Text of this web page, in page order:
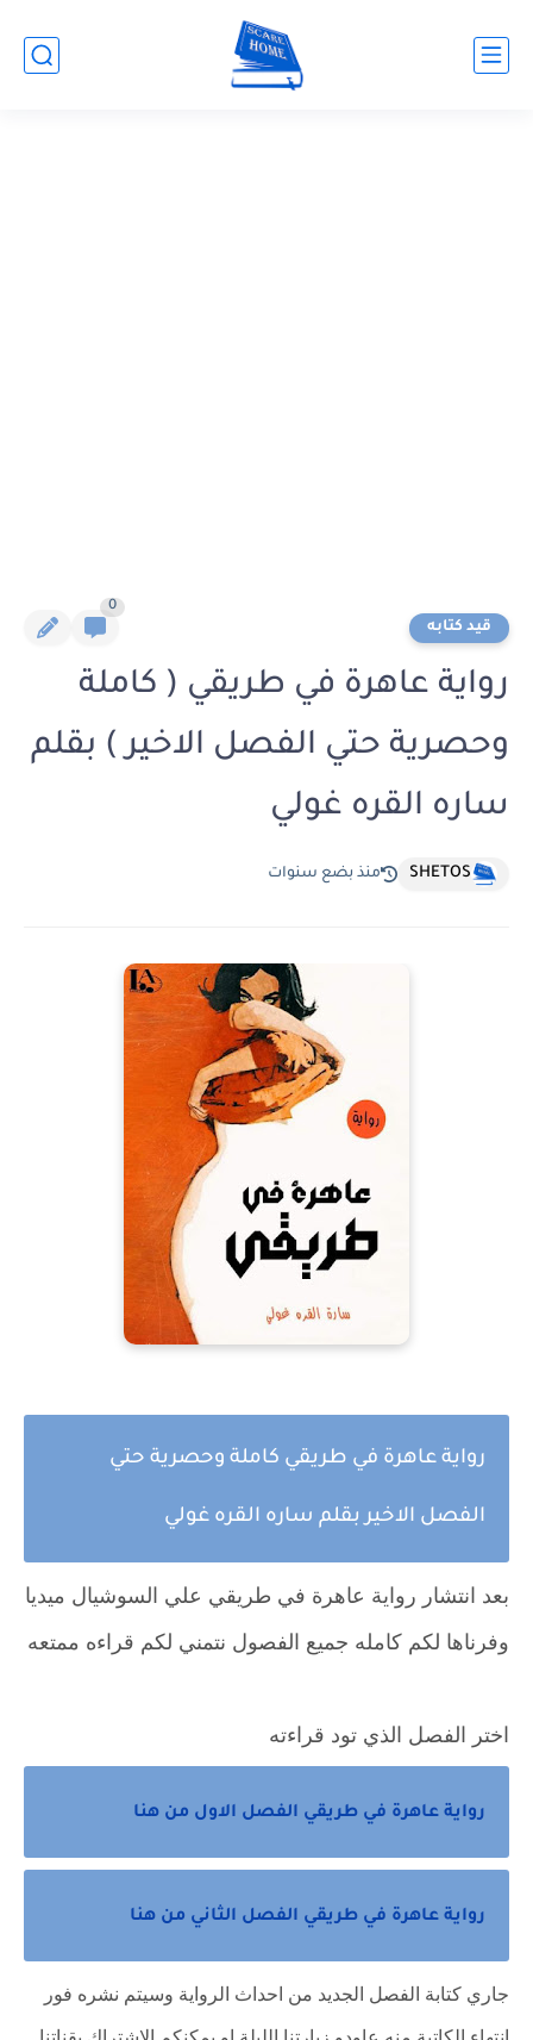
قيد كتابه
0
رواية عاهرة في طريقي ( كاملة
وحصرية حتي الفصل الاخير ) بقلم
ساره القره غولي
SHETOS منذ بضع سنوات
رواية عاهرة في طريقي كاملة وحصرية حتي
الفصل الاخير بقلم ساره القره غولي
بعد انتشار رواية عاهرة في طريقي علي السوشيال ميديا
وفرناها لكم كامله جميع الفصول نتمني لكم قراءه ممتعه
اختر الفصل الذي تود قراءته
رواية عاهرة في طريقي الفصل الاول من هنا
رواية عاهرة في طريقي الفصل الثاني من هنا
جاري كتابة الفصل الجديد من احداث الرواية وسيتم نشره فور